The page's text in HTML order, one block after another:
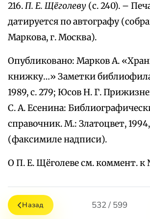
216.П. Е. Щёголеву (с. 240). –
датируется по автографу
Маркова, г. Москва).
Опубликовано: Марков А.
книжку…» Заметки
1989, с. 279; Юсов Н. Г.
С. А. Есенина:
справочник. М.: Златоцвет,
(факсимиле надписи).
О П. Е. Щёголеве см. коммент. к
Назад 532 / 599